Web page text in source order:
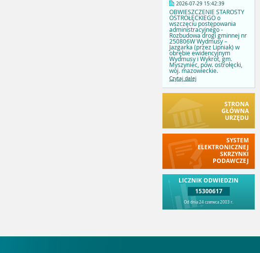
2026-07-29 15:42:39
OBWIESZCZENIE STAROSTY
OSTROŁĘCKIEGO o
wszczęciu postępowania
administracyjnego -
Rozbudowa drogi gminnej nr
250806W Wydmusy –
Jazgarka (przez Lipniak) w
obrębie ewidencyjnym
Wydmusy i Wykrot, gm.
Myszyniec, pow. ostrołęcki,
woj. mazowieckie.
Czytaj dalej
STRONA
GŁÓWNA
URZĘDU
SYSTEM
ELEKTRONICZNEJ
SKRZYNKI
PODAWCZEJ
LICZNIK ODWIEDZIN
15300617
Od dnia 24 czerwca 2003 r.